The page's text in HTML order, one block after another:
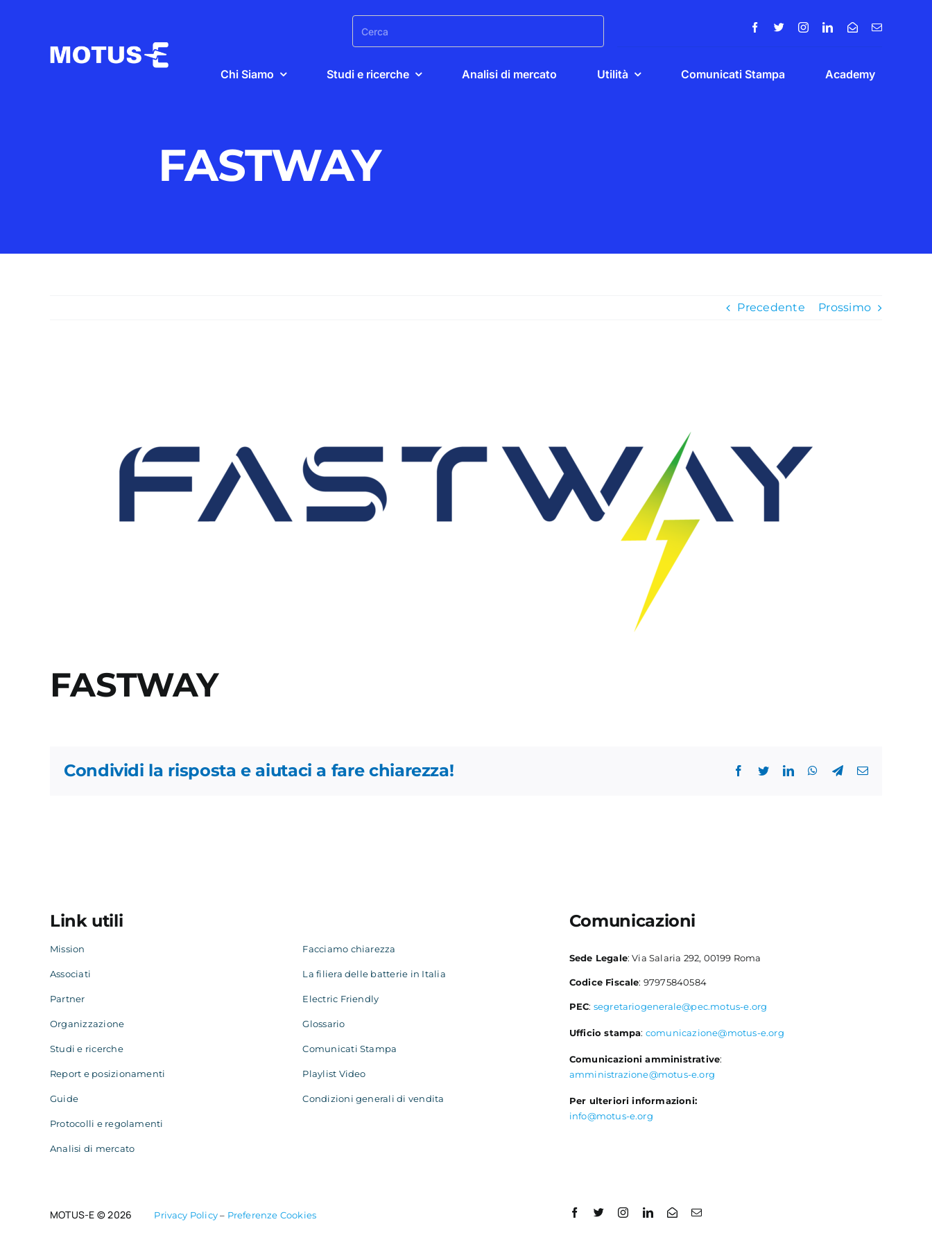
contenuto
Search
for:
Chi Siamo Studi e ricerche Analisi di mercato Utilità Comunicati Stampa Academy
FASTWAY
Precedente Prossimo
FASTWAY
Condividi la risposta e aiutaci a fare chiarezza! Facebook
TwitterLinkedInWhatsApp
TelegramEmail
Link utili
Mission
Associati
Partner
Organizzazione
Studi e ricerche
Report e posizionamenti
Guide
Protocolli e regolamenti
Analisi di mercato
Facciamo chiarezza
La filiera delle batterie in Italia
Electric Friendly
Glossario
Comunicati Stampa
Playlist Video
Condizioni generali di vendita
Comunicazioni
Sede Legale: Via Salaria 292, 00199 Roma
Codice Fiscale: 97975840584
PEC: segretariogenerale@pec.motus-e.org
Ufficio stampa: comunicazione@motus-e.org
Comunicazioni amministrative:
amministrazione@motus-e.org
Per ulteriori informazioni:
info@motus-e.org
MOTUS-E © 2026 Privacy Policy– Preferenze Cookies